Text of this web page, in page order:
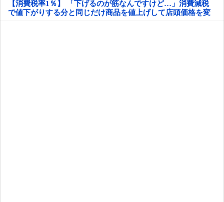
【消費税率1％】 「下げるのが筋なんですけど…」消費減税
で値下がりする分と同じだけ商品を値上げして店頭価格を変
えない店も